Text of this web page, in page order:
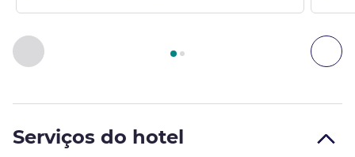
Anterior - Acessos e Transportes
Página , Acessos e Transportes 1 :, Acessos e
Serviços do hotel